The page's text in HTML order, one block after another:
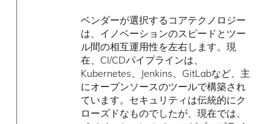
ベンダーが選択するコアテクノロジー
は、イノベーションのスピードとツー
ル間の相互運用性を左右します。現
在、CI/CDパイプラインは、
Kubernetes、Jenkins、GitLabなど、主
にオープンソースのツールで構築され
ています。セキュリティは伝統的にク
ローズドなものでしたが、現在では、